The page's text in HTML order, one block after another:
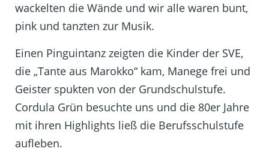
wackelten die Wände und wir alle waren bunt,
pink und tanzten zur Musik.
Einen Pinguintanz zeigten die Kinder der SVE,
die „Tante aus Marokko“ kam, Manege frei und
Geister spukten von der Grundschulstufe.
Cordula Grün besuchte uns und die 80er Jahre
mit ihren Highlights ließ die Berufsschulstufe
aufleben.